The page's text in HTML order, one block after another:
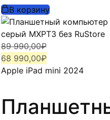
В корзину
89 990,00₽
Первоначальная
цена
составляла
68 990,00₽
Текущая
цена:
68
Apple iPad mini 2024